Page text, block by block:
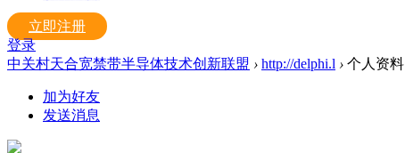
立即注册
登录
中关村天合宽禁带半导体技术创新联盟 › http://delphi.l › 个人资料
加为好友
发送消息